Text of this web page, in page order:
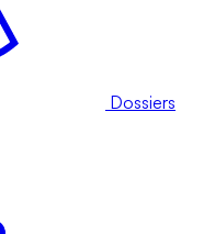
Dossiers